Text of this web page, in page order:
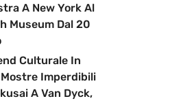
A New York Al
Museum Dal 20
Culturale In
Imperdibili
A Van Dyck,